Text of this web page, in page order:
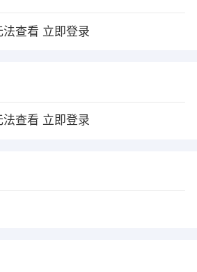
法查看 立即登录
法查看 立即登录